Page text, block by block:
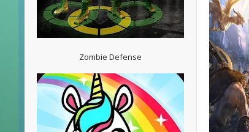
Zombie Defense